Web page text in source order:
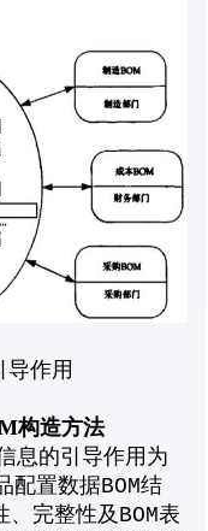
作用
构造方法
息的引导作用为
配置数据BOM结
完整性及BOM表